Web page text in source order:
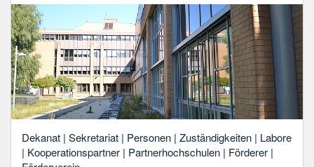
Dekanat | Sekretariat | Personen | Zuständigkeiten | Labore
| Kooperationspartner | Partnerhochschulen | Förderer |